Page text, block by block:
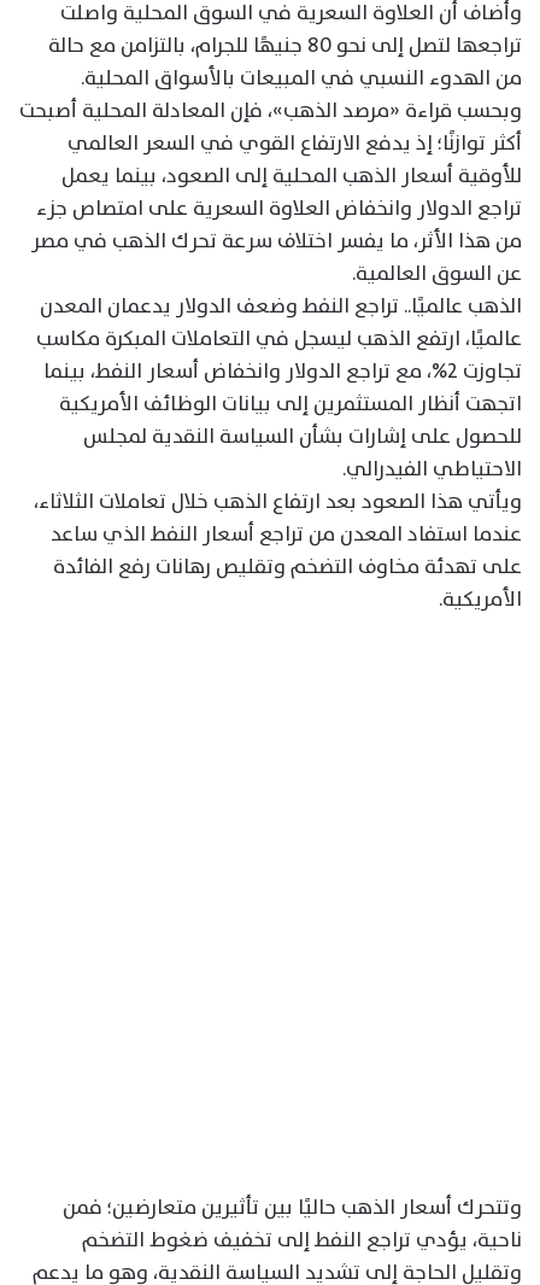
وأضاف أن العلاوة السعرية في السوق المحلية واصلت
تراجعها لتصل إلى نحو 80 جنيهًا للجرام، بالتزامن مع حالة
من الهدوء النسبي في المبيعات بالأسواق المحلية.
وبحسب قراءة «مرصد الذهب»، فإن المعادلة المحلية أصبحت
أكثر توازنًا؛ إذ يدفع الارتفاع القوي في السعر العالمي
للأوقية أسعار الذهب المحلية إلى الصعود، بينما يعمل
تراجع الدولار وانخفاض العلاوة السعرية على امتصاص جزء
من هذا الأثر، ما يفسر اختلاف سرعة تحرك الذهب في مصر
عن السوق العالمية.
الذهب عالميًا.. تراجع النفط وضعف الدولار يدعمان المعدن
عالميًا، ارتفع الذهب ليسجل في التعاملات المبكرة مكاسب
تجاوزت 2%، مع تراجع الدولار وانخفاض أسعار النفط، بينما
اتجهت أنظار المستثمرين إلى بيانات الوظائف الأمريكية
للحصول على إشارات بشأن السياسة النقدية لمجلس
الاحتياطي الفيدرالي.
ويأتي هذا الصعود بعد ارتفاع الذهب خلال تعاملات الثلاثاء،
عندما استفاد المعدن من تراجع أسعار النفط الذي ساعد
على تهدئة مخاوف التضخم وتقليص رهانات رفع الفائدة
الأمريكية.
وتتحرك أسعار الذهب حاليًا بين تأثيرين متعارضين؛ فمن
ناحية، يؤدي تراجع النفط إلى تخفيف ضغوط التضخم
وتقليل الحاجة إلى تشديد السياسة النقدية، وهو ما يدعم